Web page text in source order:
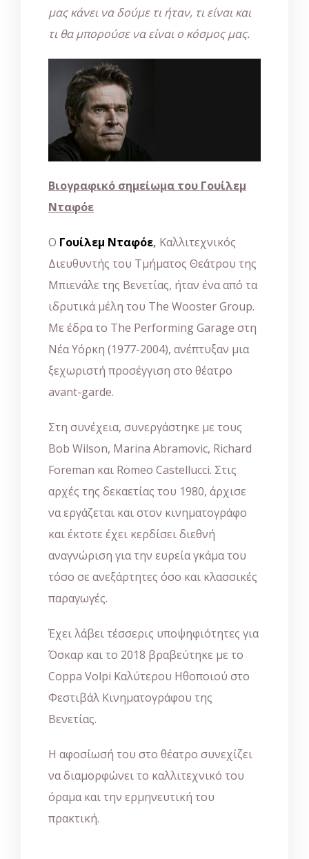
μας κάνει να δούμε τι ήταν, τι είναι και
τι θα μπορούσε να είναι ο κόσμος μας.
Βιογραφικό σημείωμα του Γουίλεμ
Νταφόε
Ο Γουίλεμ Νταφόε, Καλλιτεχνικός
Διευθυντής του Τμήματος Θεάτρου της
Μπιενάλε της Βενετίας, ήταν ένα από τα
ιδρυτικά μέλη του The Wooster Group.
Με έδρα το The Performing Garage στη
Νέα Υόρκη (1977-2004), ανέπτυξαν μια
ξεχωριστή προσέγγιση στο θέατρο
avant-garde.
Στη συνέχεια, συνεργάστηκε με τους
Bob Wilson, Marina Abramovic, Richard
Foreman και Romeo Castellucci. Στις
αρχές της δεκαετίας του 1980, άρχισε
να εργάζεται και στον κινηματογράφο
και έκτοτε έχει κερδίσει διεθνή
αναγνώριση για την ευρεία γκάμα του
τόσο σε ανεξάρτητες όσο και κλασσικές
παραγωγές.
Έχει λάβει τέσσερις υποψηφιότητες για
Όσκαρ και το 2018 βραβεύτηκε με το
Coppa Volpi Καλύτερου Ηθοποιού στο
Φεστιβάλ Κινηματογράφου της
Βενετίας.
Η αφοσίωσή του στο θέατρο συνεχίζει
να διαμορφώνει το καλλιτεχνικό του
όραμα και την ερμηνευτική του
πρακτική.